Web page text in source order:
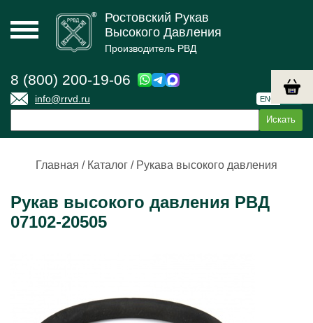
Ростовский Рукав
Высокого Давления
Производитель РВД
8 (800) 200-19-06
info@rrvd.ru ENG
Главная / Каталог / Рукава высокого давления
Рукав высокого давления РВД
07102-20505